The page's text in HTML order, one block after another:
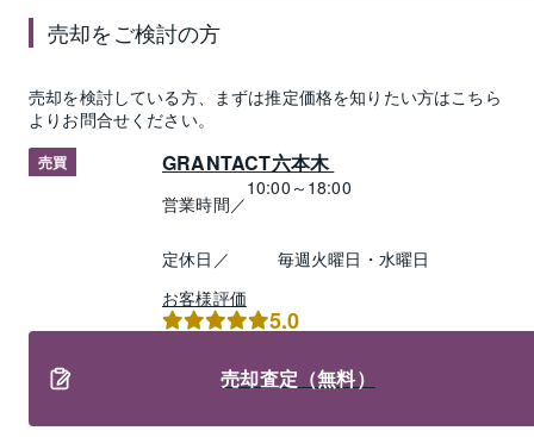
売却をご検討の方
売却を検討している方、まずは推定価格を知りたい方はこちら
よりお問合せください。
売買 GRANTACT六本木
営業時間／
10:00～18:00
定休日／
毎週火曜日・水曜日
お客様評価
5.0
売却査定（無料）